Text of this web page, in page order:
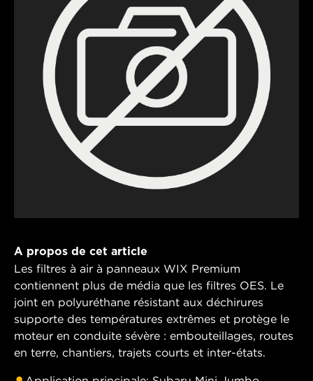
A propos de cet article
Les filtres à air à panneaux WIX Premium
contiennent plus de média que les filtres OES. Le
joint en polyuréthane résistant aux déchirures
supporte des températures extrêmes et protège le
moteur en conduite sévère : embouteillages, routes
en terre, chantiers, trajets courts et inter-états.